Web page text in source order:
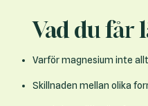
Vad du får
Varför magnesium inte
Skillnaden mellan olika